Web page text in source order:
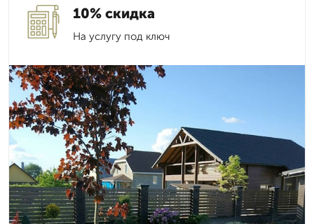
10% скидка
На услугу под ключ